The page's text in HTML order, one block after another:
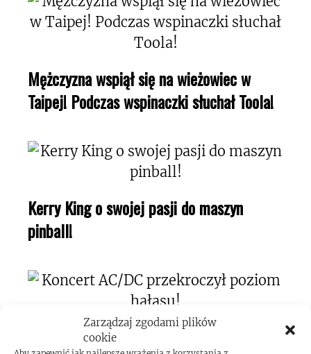
Zarządzaj zgodami plików
cookie
Mężczyzna wspiął się na wieżowiec w
Taipej! Podczas wspinaczki słuchał Toola!
Kerry King o swojej pasji do maszyn
pinball!
Koncert AC/DC przekroczył poziom